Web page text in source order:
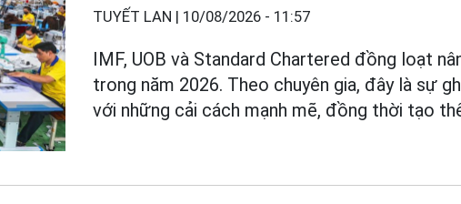
TUYẾT LAN | 10/08/2026 - 11:57
IMF, UOB và Standard Chartered đồng loạt
trong năm 2026. Theo chuyên gia, đây là sự
với những cải cách mạnh mẽ, đồng thời tạo